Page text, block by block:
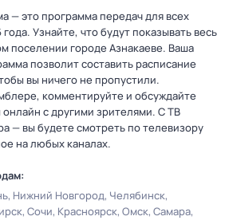
— это программа передач для всех
Узнайте, что будут показывать весь
поселении городе Азнакаеве. Ваша
позволит составить расписание
вы ничего не пропустили.
комментируйте и обсуждайте
с другими зрителями. С ТВ
— вы будете смотреть по телевизору
на любых каналах.
Нижний Новгород Челябинск
Сочи Красноярск Омск Самара